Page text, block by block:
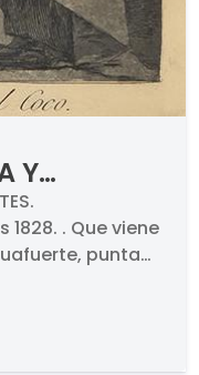
Y
el coco
. Que viene
punta
150 mm plancha.
Caprichos.